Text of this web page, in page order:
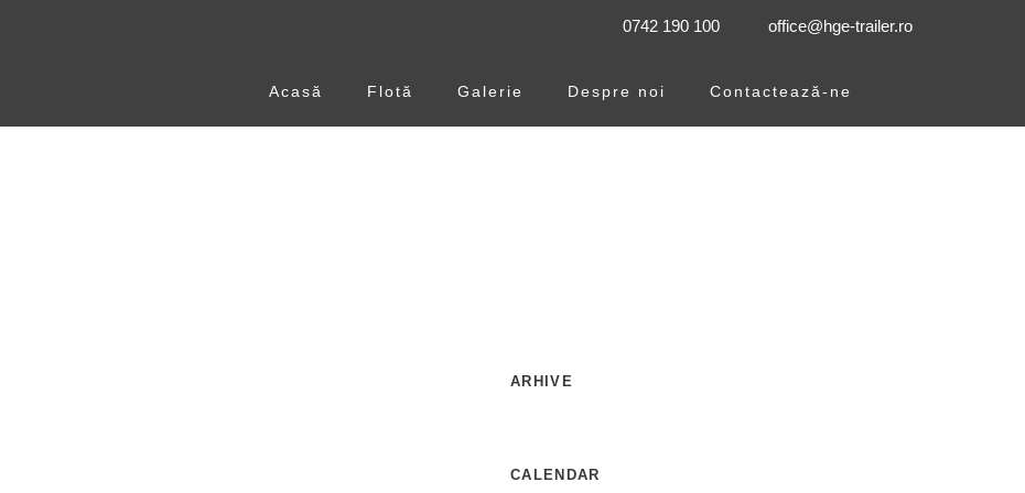
0742 190 100 office@hge-trailer.ro
Acasă Flotă Galerie Despre noi Contactează-ne
ARHIVE
CALENDAR